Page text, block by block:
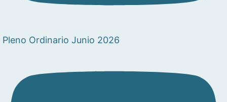
Pleno Ordinario Junio 2026